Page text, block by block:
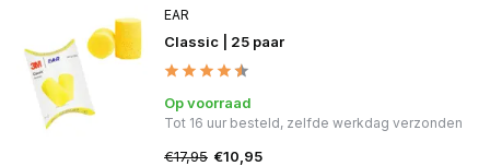
EAR
Classic | 25 paar
Op voorraad
Tot 16 uur besteld, zelfde werkdag verzonden
€17,95 €10,95